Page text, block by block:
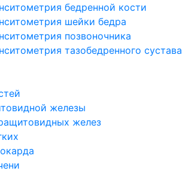
бедренной кости
шейки бедра
позвоночника
тазобедренного сустава
железы
желез